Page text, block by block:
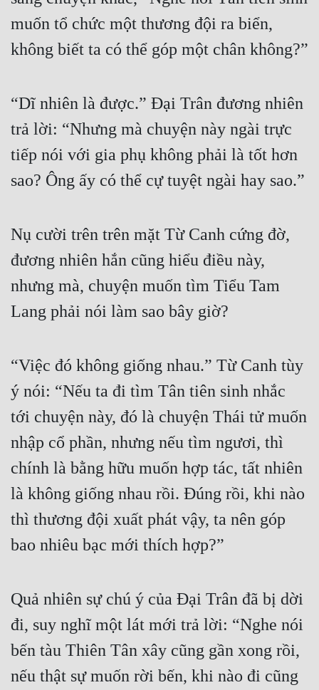
muốn tổ chức một thương đội ra biển,
không biết ta có thể góp một chân không?”
“Dĩ nhiên là được.” Đại Trân đương nhiên
trả lời: “Nhưng mà chuyện này ngài trực
tiếp nói với gia phụ không phải là tốt hơn
sao? Ông ấy có thể cự tuyệt ngài hay sao.”
Nụ cười trên trên mặt Từ Canh cứng đờ,
đương nhiên hắn cũng hiểu điều này,
nhưng mà, chuyện muốn tìm Tiểu Tam
Lang phải nói làm sao bây giờ?
“Việc đó không giống nhau.” Từ Canh tùy
ý nói: “Nếu ta đi tìm Tân tiên sinh nhắc
tới chuyện này, đó là chuyện Thái tử muốn
nhập cổ phần, nhưng nếu tìm ngươi, thì
chính là bằng hữu muốn hợp tác, tất nhiên
là không giống nhau rồi. Đúng rồi, khi nào
thì thương đội xuất phát vậy, ta nên góp
bao nhiêu bạc mới thích hợp?”
Quả nhiên sự chú ý của Đại Trân đã bị dời
đi, suy nghĩ một lát mới trả lời: “Nghe nói
bến tàu Thiên Tân xây cũng gần xong rồi,
nếu thật sự muốn rời bến, khi nào đi cũng